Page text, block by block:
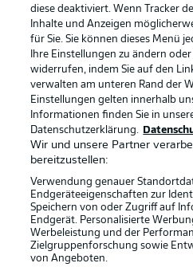
Datenschutz
Broadcaster
Jobs
Partner
Liveticker
diese deaktiviert. Wenn Tracker
Inhalte und Anzeigen
für Sie. Sie können dieses Menü
Ihre Einstellungen zu ändern
widerrufen, indem Sie auf den
verwalten am unteren Rand der
Einstellungen gelten innerhalb
Informationen finden Sie in
Datenschutzerklärung.
Wir und unsere Partner
bereitzustellen:
Verwendung genauer
Endgeräteeigenschaften zur
Speichern von oder Zugriff auf
Endgerät. Personalisierte
Werbeleistung und der
Zielgruppenforschung sowie
von Angeboten.